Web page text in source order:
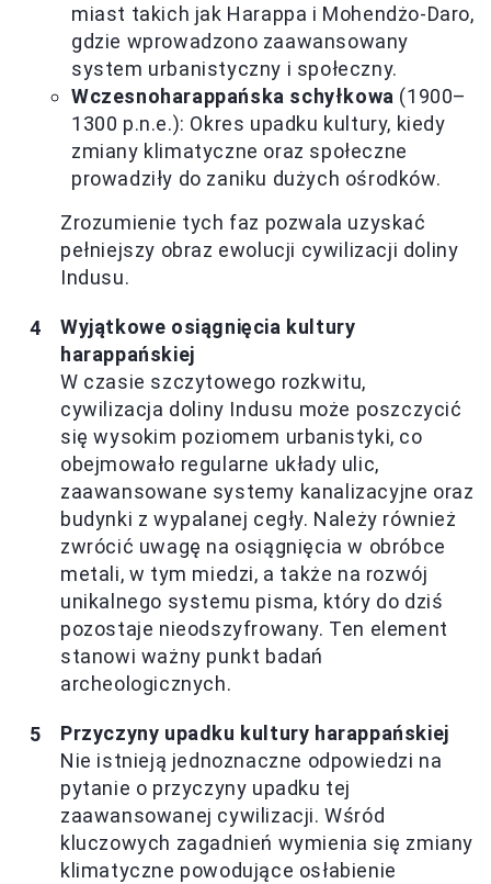
miast takich jak Harappa i Mohendżo-Daro,
gdzie wprowadzono zaawansowany
system urbanistyczny i społeczny.
Wczesnoharappańska schyłkowa (1900–
1300 p.n.e.): Okres upadku kultury, kiedy
zmiany klimatyczne oraz społeczne
prowadziły do zaniku dużych ośrodków.
Zrozumienie tych faz pozwala uzyskać
pełniejszy obraz ewolucji cywilizacji doliny
Indusu.
Wyjątkowe osiągnięcia kultury
harappańskiej
W czasie szczytowego rozkwitu,
cywilizacja doliny Indusu może poszczycić
się wysokim poziomem urbanistyki, co
obejmowało regularne układy ulic,
zaawansowane systemy kanalizacyjne oraz
budynki z wypalanej cegły. Należy również
zwrócić uwagę na osiągnięcia w obróbce
metali, w tym miedzi, a także na rozwój
unikalnego systemu pisma, który do dziś
pozostaje nieodszyfrowany. Ten element
stanowi ważny punkt badań
archeologicznych.
Przyczyny upadku kultury harappańskiej
Nie istnieją jednoznaczne odpowiedzi na
pytanie o przyczyny upadku tej
zaawansowanej cywilizacji. Wśród
kluczowych zagadnień wymienia się zmiany
klimatyczne powodujące osłabienie